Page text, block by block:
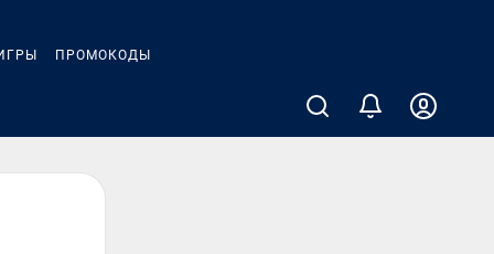
ПРОМОКОДЫ